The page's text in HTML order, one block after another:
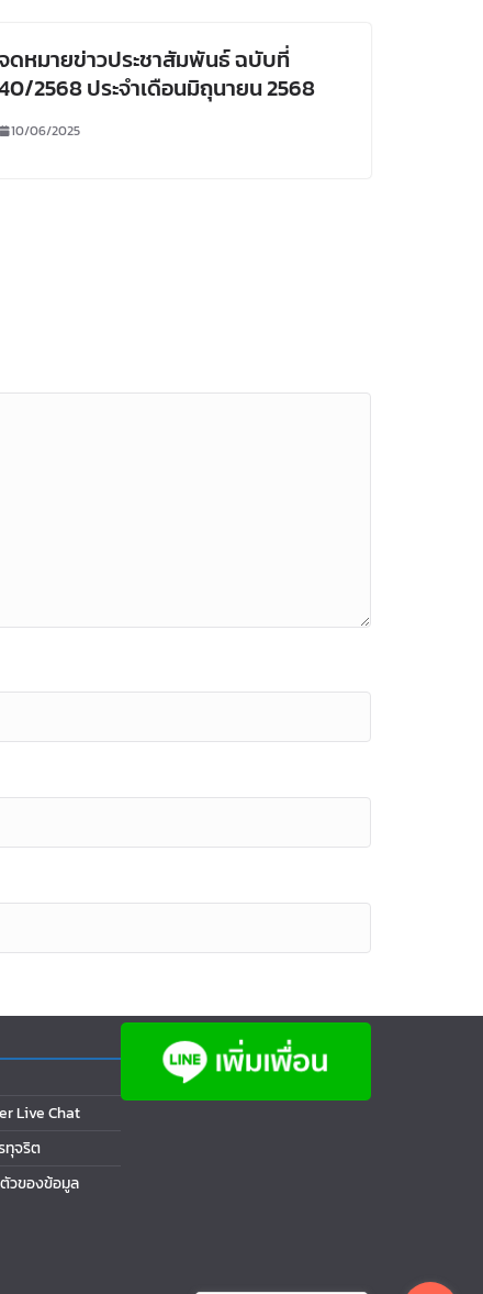
ดหมายข่าวประชาสัมพันธ์ ฉบับที่
2568 ประจำเดือนมิถุนายน 2568
10/06/2025
Live Chat
ทุจริต
วของข้อมูล